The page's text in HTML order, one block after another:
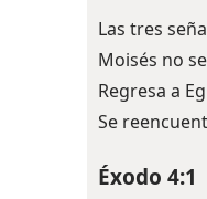
Las tres
Moisés no
Regresa a
Se
Éxodo 4:1